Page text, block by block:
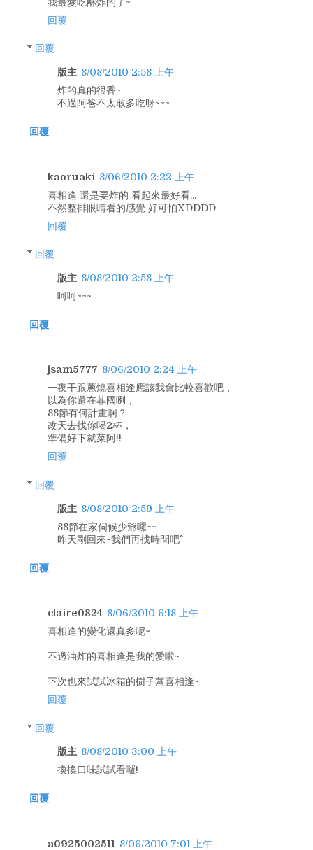
回覆
回覆
版主 8/08/2010 2:58 上午
炸的真的很香~
不過阿爸不太敢多吃呀~~~
回覆
kaoruaki 8/06/2010 2:22 上午
喜相逢 還是要炸的 看起來最好看...
不然整排眼睛看的感覺 好可怕XDDDD
回覆
回覆
版主 8/08/2010 2:58 上午
呵呵~~~
回覆
jsam5777 8/06/2010 2:24 上午
一夜干跟蔥燒喜相逢應該我會比較喜歡吧，
以為你還在菲國咧，
88節有何計畫啊？
改天去找你喝2杯，
準備好下就菜阿!!
回覆
回覆
版主 8/08/2010 2:59 上午
88節在家伺候少爺囉~~
昨天剛回來~我們再找時間吧^^
回覆
claire0824 8/06/2010 6:18 上午
喜相逢的變化還真多呢~
不過油炸的喜相逢是我的愛啦~
下次也來試試冰箱的樹子蒸喜相逢~
回覆
回覆
版主 8/08/2010 3:00 上午
換換口味試試看囉!
回覆
a0925002511 8/06/2010 7:01 上午